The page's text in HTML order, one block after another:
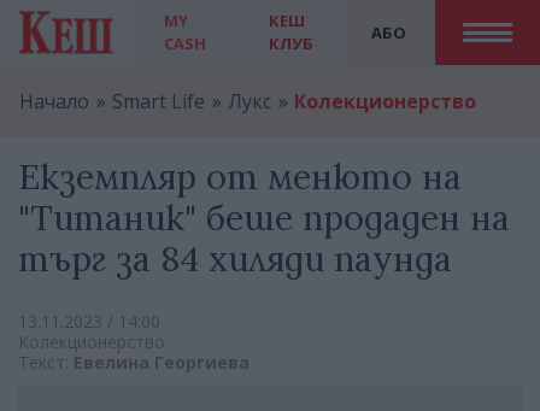
MY
CASH
АБО
КЕШ
КЛУБ
Начало Smart Life Лукс Колекционерство
Екземпляр от менюто на
"Титаник" беше продаден на
търг за 84 хиляди паунда
13.11.2023 / 14:00
Колекционерство
Текст: Евелина Георгиева